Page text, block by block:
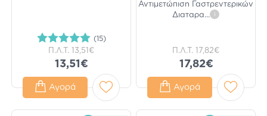
(15)
Π.Λ.Τ. 13,51€
13,51€
Αγορά
Αντιμετώπιση Γαστρεντερικών
Διαταρα... i
Π.Λ.Τ. 17,82€
17,82€
Αγορά